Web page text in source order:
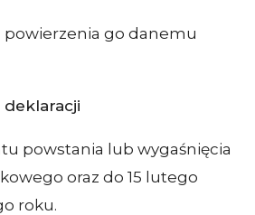
powierzenia go danemu
deklaracji
powstania lub wygaśnięcia
oraz do 15 lutego
roku.